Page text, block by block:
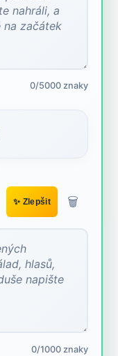
0/5000 znaky
✨ Zlepšit 🗑️
0/1000 znaky